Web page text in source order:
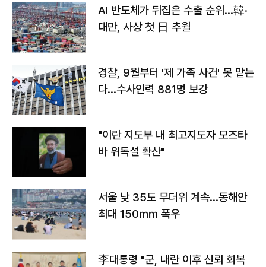
AI 반도체가 뒤집은 수출 순위…韓·
대만, 사상 첫 日 추월
경찰, 9월부터 '제 가족 사건' 못 맡는
다…수사인력 881명 보강
"이란 지도부 내 최고지도자 모즈타
바 위독설 확산"
서울 낮 35도 무더위 계속…동해안
최대 150㎜ 폭우
李대통령 "군, 내란 이후 신뢰 회복